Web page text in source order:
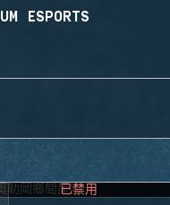
ESPORTS
已禁用